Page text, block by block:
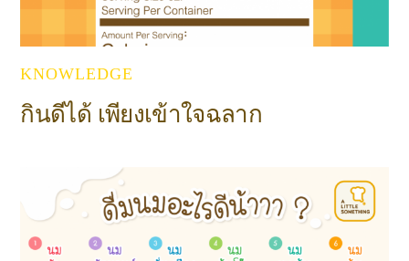
KNOWLEDGE
กินดีได้ เพียงเข้าใจฉลาก